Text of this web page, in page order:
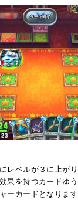
レベルが３に上が
果を持つカードゆ
ーカードとなります